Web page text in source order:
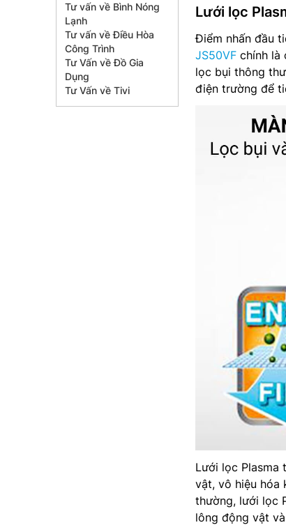
Tư vấn về Bình Nóng
Lạnh
Tư vấn về Điều Hòa
Công Trình
Tư Vấn về Đồ Gia
Dụng
Tư Vấn về Tivi
Lưới lọc
Điểm nhấn đầu
JS50VF chính là
lọc bụi thông
điện trường để
Lưới lọc Plasma
vật, vô hiệu hóa
thường, lưới lọc
lông động vật